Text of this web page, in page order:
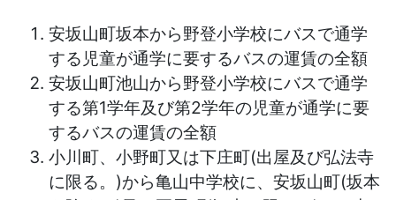
安坂山町坂本から野登小学校にバスで通学
する児童が通学に要するバスの運賃の全額
安坂山町池山から野登小学校にバスで通学
する第1学年及び第2学年の児童が通学に要
するバスの運賃の全額
小川町、小野町又は下庄町(出屋及び弘法寺
に限る。)から亀山中学校に、安坂山町(坂本